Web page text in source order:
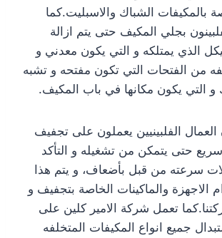
بالمكيفات الشباك والاسبليت.كما
بجلي المكيف حتى يتم ازالة
الذي يمتلكه و التي يكون معدني و
من الفتحات التي تكون مفتحه و تشبه
و التي يكون مكانها في باب المكيف.
العمال الفلبينيين يعملون على تجفيف
حتى يتمكن من تشغيله و التأكد
سرعته من قبل بأضعاف، و يتم هذا
الاجهزة والماكينات الخاصة بتجفيف و
تعمل شركة الامير كلين على
جميع انواع المكيفات المتخلفه